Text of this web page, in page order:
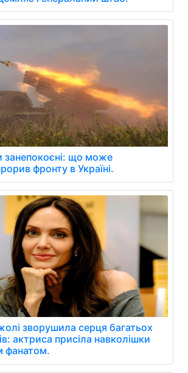
занепокоєні: що може
фронту в Україні.
зворушила серця багатьох
актриса присіла навколішки
фанатом.